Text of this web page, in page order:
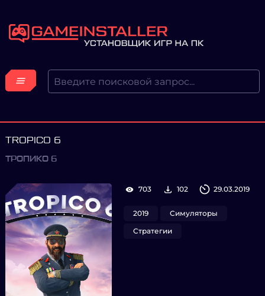
TROPICO 6
ТРОПИКО 6
703 102 29.03.2019
2019
Симуляторы
Стратегии